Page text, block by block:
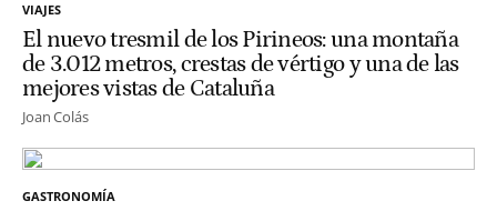
VIAJES
El nuevo tresmil de los Pirineos: una montaña
de 3.012 metros, crestas de vértigo y una de las
mejores vistas de Cataluña
Joan Colás
GASTRONOMÍA